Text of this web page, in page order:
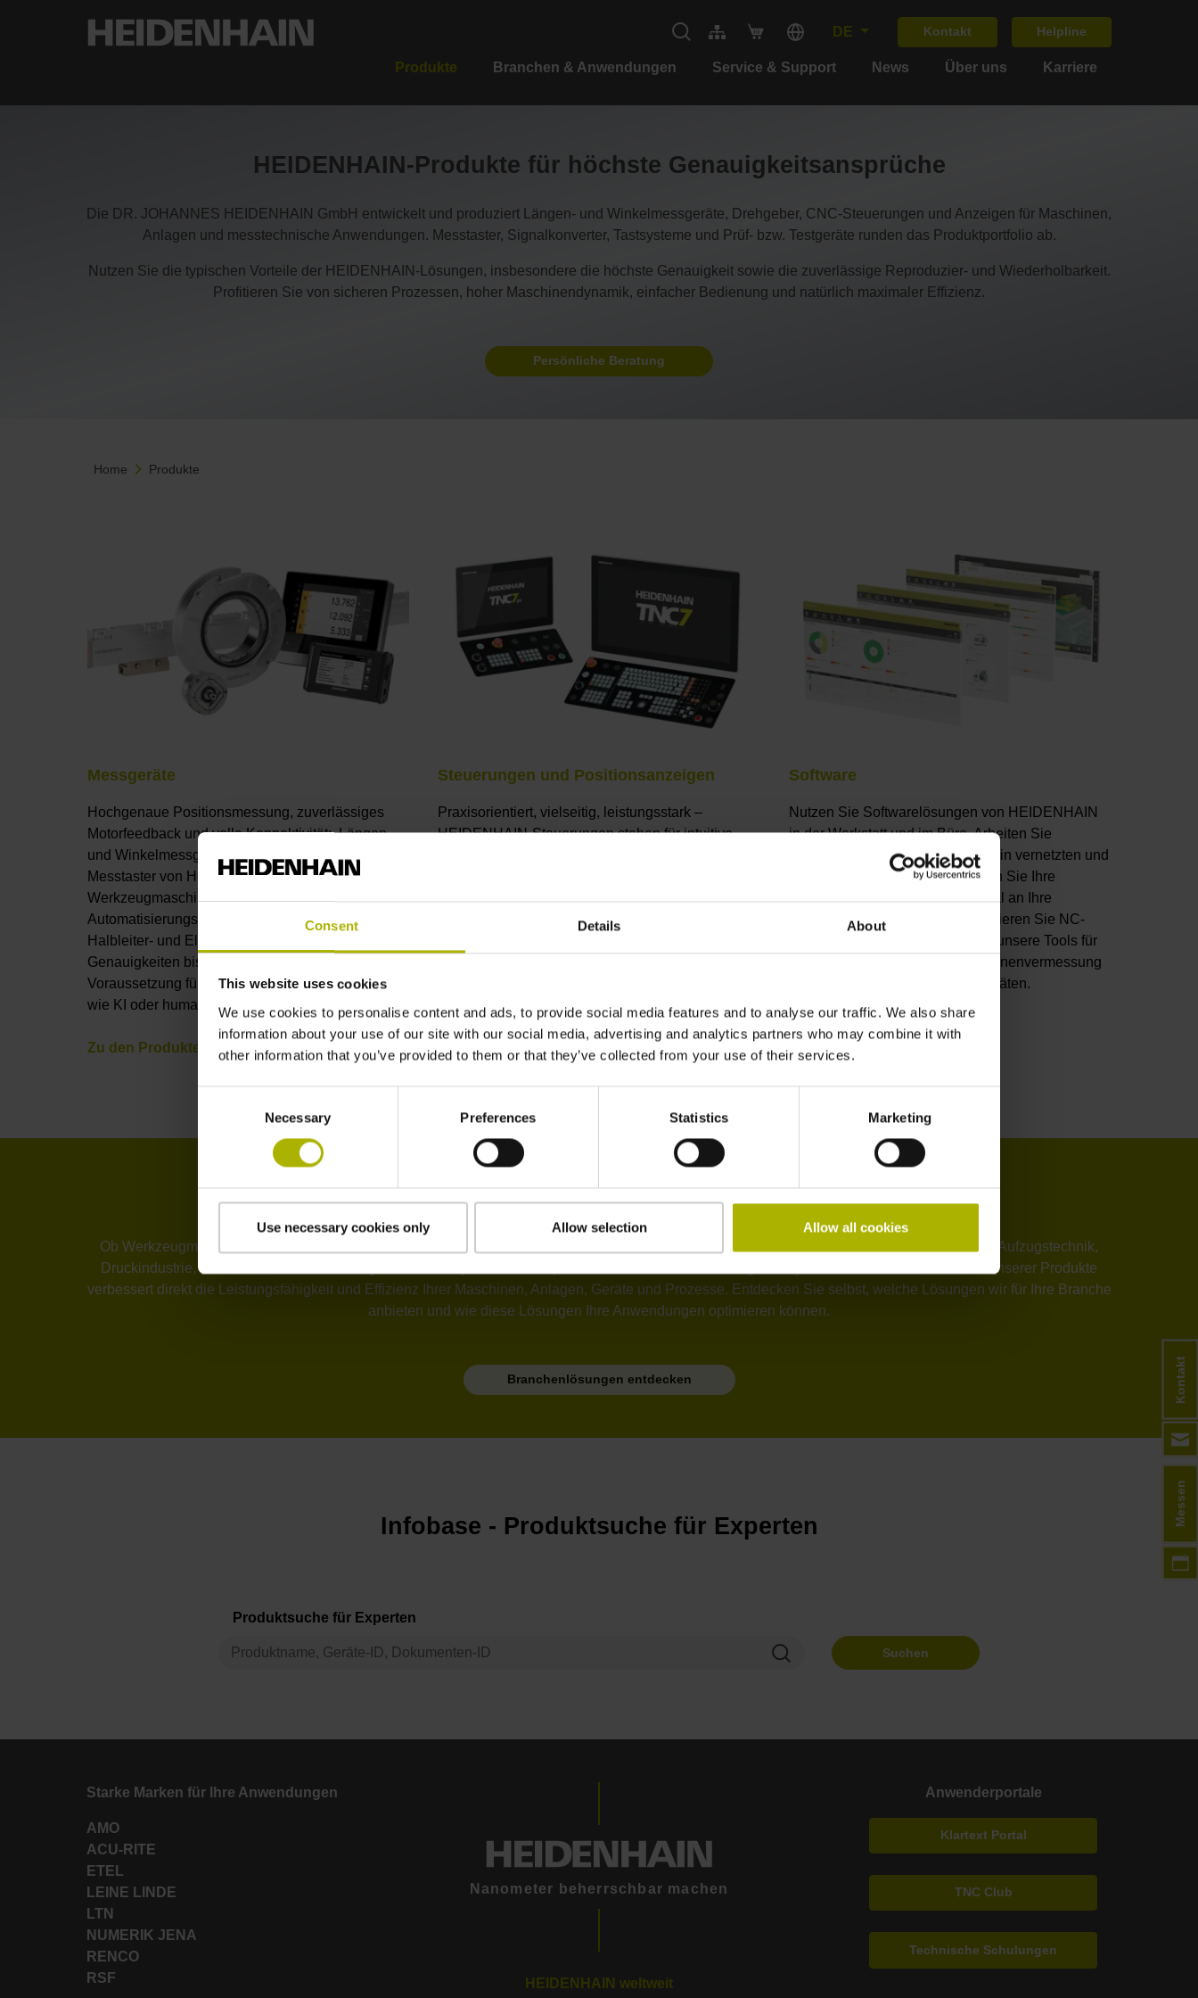
Consent Details About
This website uses cookies
We use cookies to personalise content and ads, to provide social media features and to analyse our traffic. We also share
information about your use of our site with our social media, advertising and analytics partners who may combine it with
other information that you’ve provided to them or that they’ve collected from your use of their services.
Necessary Preferences Statistics Marketing
Use necessary cookies only Allow selection Allow all cookies
DE Kontakt Helpline
Produkte Branchen & Anwendungen Service & Support News Über uns Karriere
HEIDENHAIN-Produkte für höchste Genauigkeitsansprüche
Die DR. JOHANNES HEIDENHAIN GmbH entwickelt und produziert Längen- und Winkelmessgeräte, Drehgeber, CNC-Steuerungen und Anzeigen für Maschinen,
Anlagen und messtechnische Anwendungen. Messtaster, Signalkonverter, Tastsysteme und Prüf- bzw. Testgeräte runden das Produktportfolio ab.
Nutzen Sie die typischen Vorteile der HEIDENHAIN-Lösungen, insbesondere die höchste Genauigkeit sowie die zuverlässige Reproduzier- und Wiederholbarkeit.
Profitieren Sie von sicheren Prozessen, hoher Maschinendynamik, einfacher Bedienung und natürlich maximaler Effizienz.
Persönliche Beratung
Home Produkte
Messgeräte
Hochgenaue Positionsmessung, zuverlässiges
Motorfeedback und volle Konnektivität: Längen-
und Winkelmessgeräte, Drehgeber, Resolver und
Messtaster von HEIDENHAIN eröffnen in
Werkzeugmaschinen und
Automatisierungsanlagen, in der Robotik,
Halbleiter- und Elektronikfertigung oder Metrologie
Genauigkeiten bis in den Nanometerbereich –
Voraussetzung für viele technische Innovationen
wie KI oder humanoide Roboter.
Zu den Produkten
Steuerungen und Positionsanzeigen
Praxisorientiert, vielseitig, leistungsstark –
HEIDENHAIN-Steuerungen stehen für intuitive
und einfache Inbetriebnahme. Kombiniert mit
hochgenauen Tastsystemen, Lösungen für das
Bearbeitung.
Zu den Produkten
Software
Nutzen Sie Softwarelösungen von HEIDENHAIN
in der Werkstatt und im Büro. Arbeiten Sie
produktiver mit dem StateMonitor in vernetzten und
transparenten Prozessen. Passen Sie Ihre
Steuerungen mit Optionen optimal an Ihre
Aufgaben an. Erstellen und simulieren Sie NC-
Programme im Büro. Nutzen Sie unsere Tools für
die Werkzeugprüfung, die Maschinenvermessung
oder das Monitoring von Messgeräten.
Zu den Produkten
Branchenlösungen von HEIDENHAIN
Ob Werkzeugmaschinenbau, Automatisierungstechnik, Halbleiter- und Elektronikindustrie, Metrologie oder Robotik, ob Antriebs-, Medizin- und Aufzugstechnik,
Druckindustrie, Structural Health Monitoring oder Teleskope: Die konsequent weiterentwickelte Genauigkeit, Dynamik und Prozesssicherheit unserer Produkte
verbessert direkt die Leistungsfähigkeit und Effizienz Ihrer Maschinen, Anlagen, Geräte und Prozesse. Entdecken Sie selbst, welche Lösungen wir für Ihre Branche
anbieten und wie diese Lösungen Ihre Anwendungen optimieren können.
Branchenlösungen entdecken
Infobase - Produktsuche für Experten
Produktsuche für Experten
Suchen
Starke Marken für Ihre Anwendungen
AMO
ACU-RITE
ETEL
LEINE LINDE
LTN
NUMERIK JENA
RENCO
RSF
Nanometer beherrschbar machen
HEIDENHAIN weltweit
Anwenderportale
Klartext Portal
TNC Club
Technische Schulungen
Messen
Kontakt